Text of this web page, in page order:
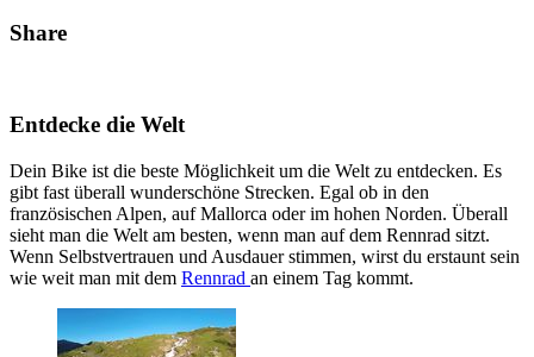
Share
Entdecke die Welt
Dein Bike ist die beste Möglichkeit um die Welt zu entdecken. Es
gibt fast überall wunderschöne Strecken. Egal ob in den
französischen Alpen, auf Mallorca oder im hohen Norden. Überall
sieht man die Welt am besten, wenn man auf dem Rennrad sitzt.
Wenn Selbstvertrauen und Ausdauer stimmen, wirst du erstaunt sein
wie weit man mit dem Rennrad an einem Tag kommt.